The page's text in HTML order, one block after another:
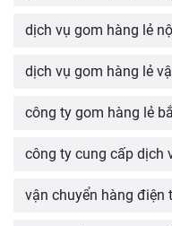
dịch vụ gom hàng lẻ
dịch vụ gom hàng lẻ
công ty gom hàng lẻ
công ty cung cấp dịch
vận chuyển hàng